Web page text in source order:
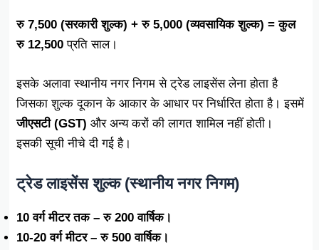
रु 7,500 (सरकारी शुल्क) + रु 5,000 (व्यवसायिक शुल्क) = कुल
रु 12,500 प्रति साल।
इसके अलावा स्थानीय नगर निगम से ट्रेड लाइसेंस लेना होता है
जिसका शुल्क दूकान के आकार के आधार पर निर्धारित होता है। इसमें
जीएसटी (GST) और अन्य करों की लागत शामिल नहीं होती।
इसकी सूची नीचे दी गई है।
ट्रेड लाइसेंस शुल्क (स्थानीय नगर निगम)
10 वर्ग मीटर तक – रु 200 वार्षिक।
10-20 वर्ग मीटर – रु 500 वार्षिक।